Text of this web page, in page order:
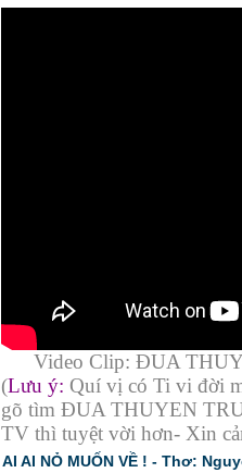
Video Clip: ĐUA
(Lưu ý: Quí vị có Ti vi đời
gõ tìm ĐUA THUYEN
TV thì tuyệt vời hơn- Xin
AI AI NỎ MUỐN VỀ ! - Thơ: